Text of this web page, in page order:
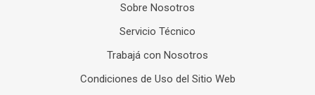
Sobre Nosotros
Servicio Técnico
Trabajá con Nosotros
Condiciones de Uso del Sitio Web